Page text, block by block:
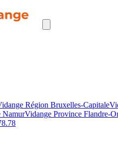
Région Bruxelles-Capitale
NamurVidange Province Flandre-